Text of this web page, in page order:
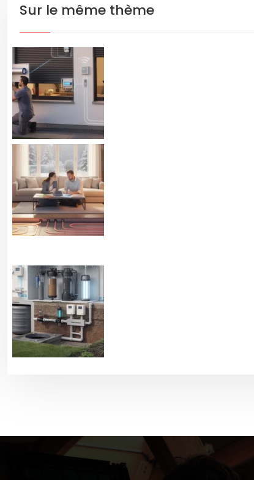
Sur le même thème